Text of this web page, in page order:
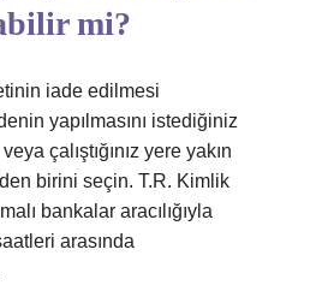
mi?
iade edilmesi
yapılmasını istediğiniz
çalıştığınız yere yakın
birini seçin. T.R. Kimlik
bankalar aracılığıyla
arasında